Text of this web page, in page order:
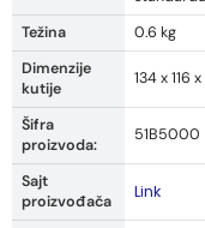
Težina
0.6 kg
Dimenzije
kutije
134 x 116
Šifra
proizvoda:
51B5000
Sajt
proizvođača
Link